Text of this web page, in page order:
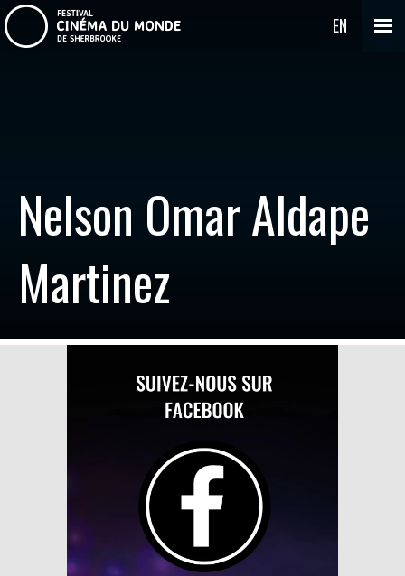
EN
Nelson Omar Aldape
Martinez